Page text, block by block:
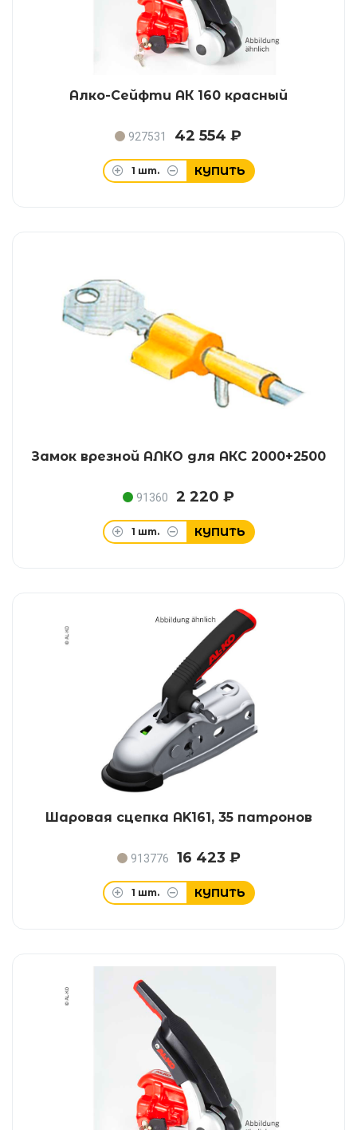
Алко-Сейфти АК 160 красный
927531 42 554 ₽
1 шт. КУПИТЬ
Замок врезной АЛКО для АКС 2000+2500
91360 2 220 ₽
1 шт. КУПИТЬ
Шаровая сцепка AK161, 35 патронов
913776 16 423 ₽
1 шт. КУПИТЬ